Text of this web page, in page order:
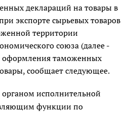
деклараций на товары в
экспорте сырьевых товаров
территории
союза (далее -
оформления таможенных
сообщает следующее.
исполнительной
функции по